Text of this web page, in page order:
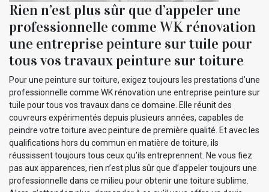
Rien n’est plus sûr que d’appeler une
professionnelle comme WK rénovation
une entreprise peinture sur tuile pour
tous vos travaux peinture sur toiture
Pour une peinture sur toiture, exigez toujours les prestations d’une
professionnelle comme WK rénovation une entreprise peinture sur
tuile pour tous vos travaux dans ce domaine. Elle réunit des
couvreurs expérimentés depuis plusieurs années, capables de
peindre votre toiture avec peinture de première qualité. Et avec les
qualifications hors du commun en matière de toiture, ils
réussissent toujours tous ceux qu’ils entreprennent. Ne vous fiez
pas aux apparences, rien n’est plus sûr que d’appeler toujours une
professionnelle dans ce milieu pour obtenir une toiture sublime.